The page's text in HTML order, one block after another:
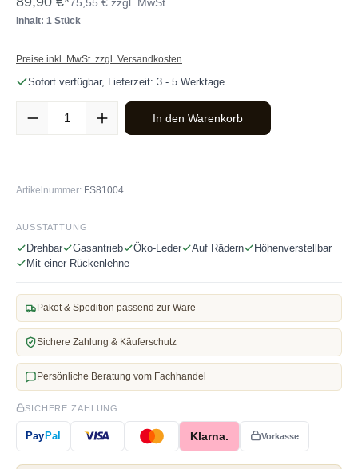
Inhalt: 1 Stück
Preise inkl. MwSt. zzgl. Versandkosten
Sofort verfügbar, Lieferzeit: 3 - 5 Werktage
Produkt Anzahl: Gib den gewünschten Wert ein oder benutze die
In den Warenkorb
Artikelnummer: FS81004
AUSSTATTUNG
Drehbar Gasantrieb Öko-Leder Auf Rädern
Höhenverstellbar
Mit einer Rückenlehne
Paket & Spedition passend zur Ware
Sichere Zahlung & Käuferschutz
Persönliche Beratung vom Fachhandel
SICHERE ZAHLUNG
PayPal Klarna. Vorkasse